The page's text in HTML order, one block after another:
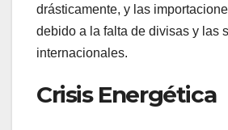
drásticamente, y las
debido a la falta de divisas y las
internacionales.
Crisis Energética